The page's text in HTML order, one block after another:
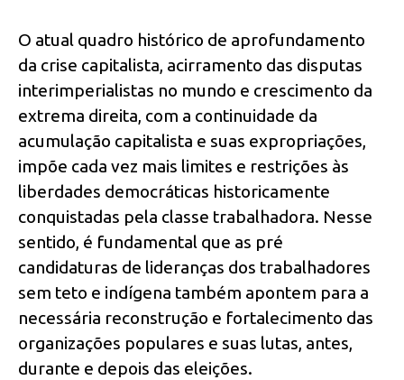
O atual quadro histórico de aprofundamento
da crise capitalista, acirramento das disputas
interimperialistas no mundo e crescimento da
extrema direita, com a continuidade da
acumulação capitalista e suas expropriações,
impõe cada vez mais limites e restrições às
liberdades democráticas historicamente
conquistadas pela classe trabalhadora. Nesse
sentido, é fundamental que as pré
candidaturas de lideranças dos trabalhadores
sem teto e indígena também apontem para a
necessária reconstrução e fortalecimento das
organizações populares e suas lutas, antes,
durante e depois das eleições.